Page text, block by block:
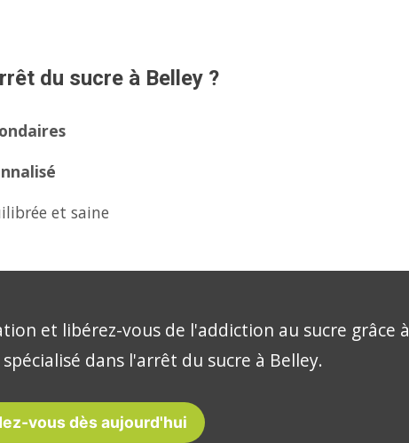
du sucre à Belley ?
et saine
et libérez-vous de l'addiction au sucre grâce à
dans l'arrêt du sucre à Belley.
vous dès aujourd'hui